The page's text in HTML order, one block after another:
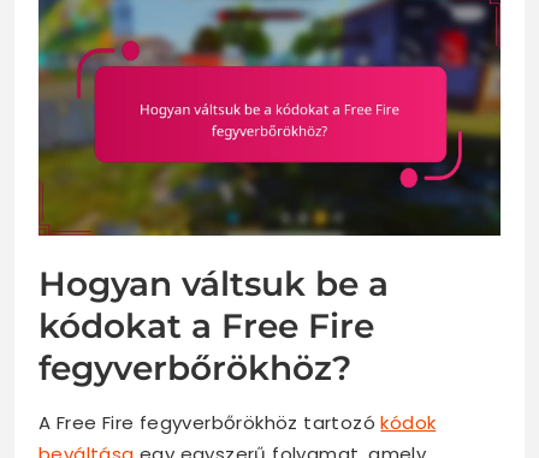
Hogyan váltsuk be a
kódokat a Free Fire
fegyverbőrökhöz?
A Free Fire fegyverbőrökhöz tartozókódok